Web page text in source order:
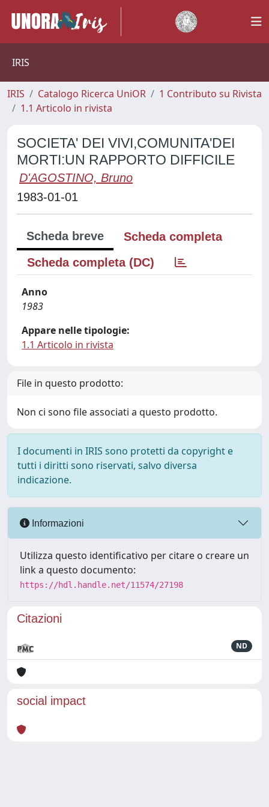
IRIS
IRIS Catalogo Ricerca UniOR
1 Contributo su Rivista
1.1 Articolo in rivista
SOCIETA' DEI VIVI,COMUNITA'DEI
MORTI:UN RAPPORTO DIFFICILE
D'AGOSTINO, Bruno
1983-01-01
Scheda breve
Scheda completa
Scheda completa (DC)
Anno
1983
Appare nelle tipologie:
1.1 Articolo in rivista
File in questo prodotto:
Non ci sono file associati a questo prodotto.
I documenti in IRIS sono protetti da copyright e
tutti i diritti sono riservati, salvo diversa
indicazione.
Informazioni
Utilizza questo identificativo per citare o creare un
link a questo documento:
https://hdl.handle.net/11574/27198
Citazioni
ND
social impact